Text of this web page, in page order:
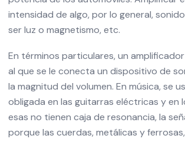
intensidad de algo, por lo general,
ser luz o magnetismo, etc.
En términos particulares, un
al que se le conecta un dispositivo de
la magnitud del volumen. En música, se
obligada en las guitarras eléctricas y en
esas no tienen caja de resonancia, la
porque las cuerdas, metálicas y